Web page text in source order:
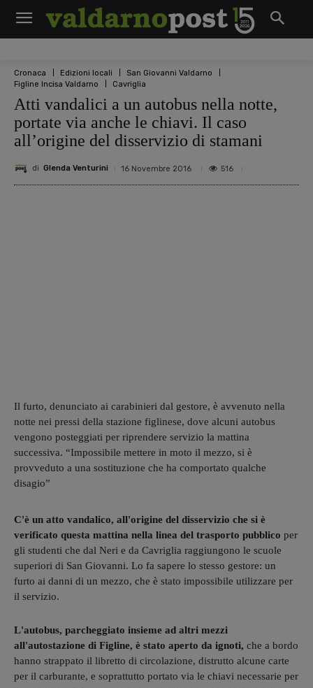
Cronaca Edizioni locali
San Giovanni Valdarno
Figline Incisa Valdarno
Cavriglia
Atti vandalici a un autobus nella notte,
portate via anche le chiavi. Il caso
all’origine del disservizio di stamani
di Glenda Venturini 16 Novembre 2016 516
Il furto, denunciato ai carabinieri dal gestore, è avvenuto nella
notte nei pressi della stazione figlinese, dove alcuni autobus
vengono posteggiati per riprendere servizio la mattina
successiva. “Impossibile mettere in moto il mezzo, si è
provveduto a una sostituzione che ha comportato qualche
disagio”
C'è un atto vandalico, all'origine del disservizio che si è
verificato questa mattina nella linea del trasporto pubblico per
gli studenti che dal Neri e da Cavriglia raggiungono le scuole
superiori di San Giovanni. Lo fa sapere lo stesso gestore: un
furto ai danni di un mezzo, che è stato impossibile utilizzare per
il servizio.
L'autobus, parcheggiato insieme ad altri mezzi
all'autostazione di Figline, è stato aperto da ignoti, che a bordo
hanno strappato il libretto di circolazione, distrutto alcune carte
per il carburante, e soprattutto portato via le chiavi necessarie per